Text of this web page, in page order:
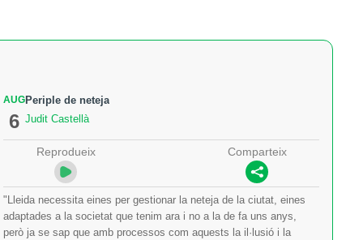
AUG
6
Periple de neteja
Judit Castellà
Reprodueix Comparteix
"Lleida necessita eines per gestionar la neteja de la ciutat, eines
adaptades a la societat que tenim ara i no a la de fa uns anys,
però ja se sap que amb processos com aquests la il·lusió i la